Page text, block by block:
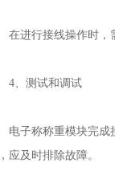
进行接线操作时，需
测试和调试
子称称重模块完成接
应及时排除故障。